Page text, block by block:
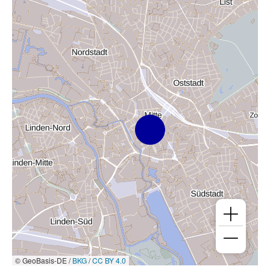
© GeoBasis-DE /BKG/CC BY 4.0